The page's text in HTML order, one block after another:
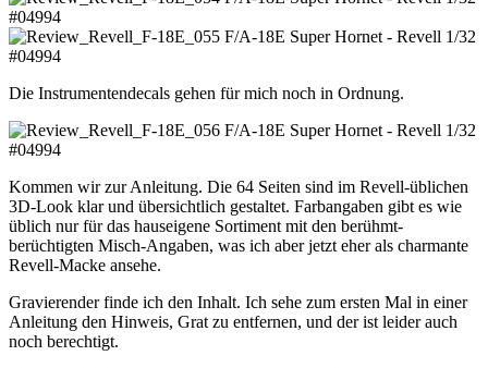
Die Instrumentendecals gehen für mich noch in Ordnung.
Kommen wir zur Anleitung. Die 64 Seiten sind im Revell-üblichen
3D-Look klar und übersichtlich gestaltet. Farbangaben gibt es wie
üblich nur für das hauseigene Sortiment mit den berühmt-
berüchtigten Misch-Angaben, was ich aber jetzt eher als charmante
Revell-Macke ansehe.
Gravierender finde ich den Inhalt. Ich sehe zum ersten Mal in einer
Anleitung den Hinweis, Grat zu entfernen, und der ist leider auch
noch berechtigt.